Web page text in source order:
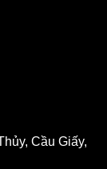
Cầu Giấy,